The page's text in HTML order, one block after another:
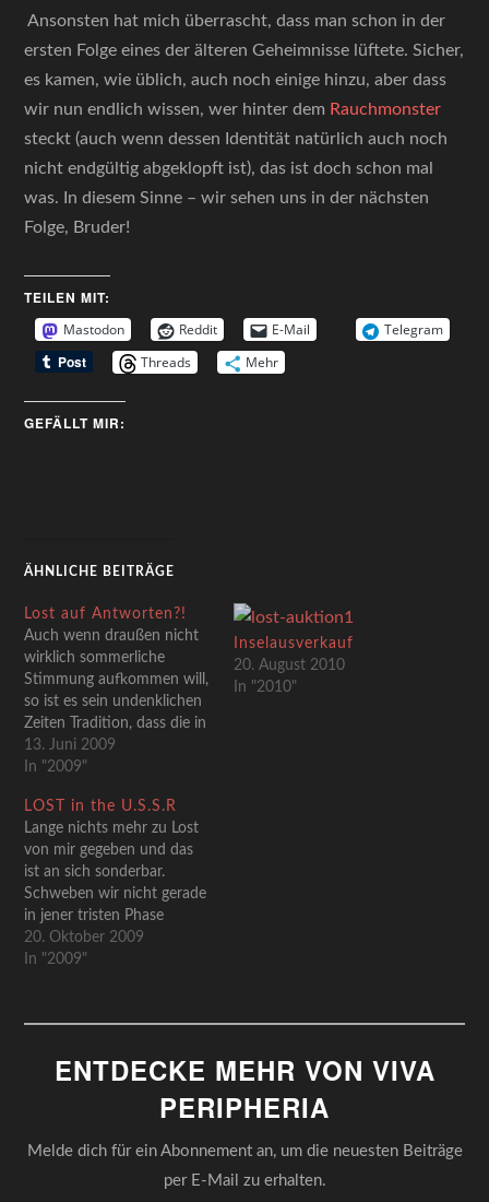
Ansonsten hat mich überrascht, dass man schon in der
ersten Folge eines der älteren Geheimnisse lüftete. Sicher,
es kamen, wie üblich, auch noch einige hinzu, aber dass
wir nun endlich wissen, wer hinter dem Rauchmonster
steckt (auch wenn dessen Identität natürlich auch noch
nicht endgültig abgeklopft ist), das ist doch schon mal
was. In diesem Sinne – wir sehen uns in der nächsten
Folge, Bruder!
TEILEN MIT:
Mastodon Reddit E-Mail
Telegram
Threads
Mehr
GEFÄLLT MIR:
ÄHNLICHE BEITRÄGE
Lost auf Antworten?!
Auch wenn draußen nicht
wirklich sommerliche
Stimmung aufkommen will,
so ist es sein undenklichen
Zeiten Tradition, dass die in
den längsten Tagen des
Jahres im medialen Sinne
Fernsehen verschnauft von
den irren Qualitätssprüngen
der vergangenen Monate,
König Fußball gibt außer
dem einen oder anderen
Transfer zwischendurch
und…
13. Juni 2009
In "2009"
Inselausverkauf
20. August 2010
In "2010"
LOST in the U.S.S.R
Lange nichts mehr zu Lost
von mir gegeben und das
ist an sich sonderbar.
Schweben wir nicht gerade
in jener tristen Phase
zwischen dem Hochgenuss,
die letzte Staffel vor kurzem
unbezwingbaren Vorfreude,
mit einem "early 2010" da
20. Oktober 2009
In "2009"
ENTDECKE MEHR VON VIVA
PERIPHERIA
Melde dich für ein Abonnement an, um die neuesten Beiträge
per E-Mail zu erhalten.